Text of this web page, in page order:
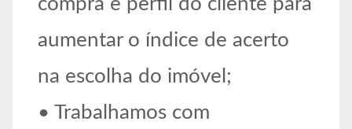
aumentar o índice de acerto
na escolha do imóvel;
• Trabalhamos com